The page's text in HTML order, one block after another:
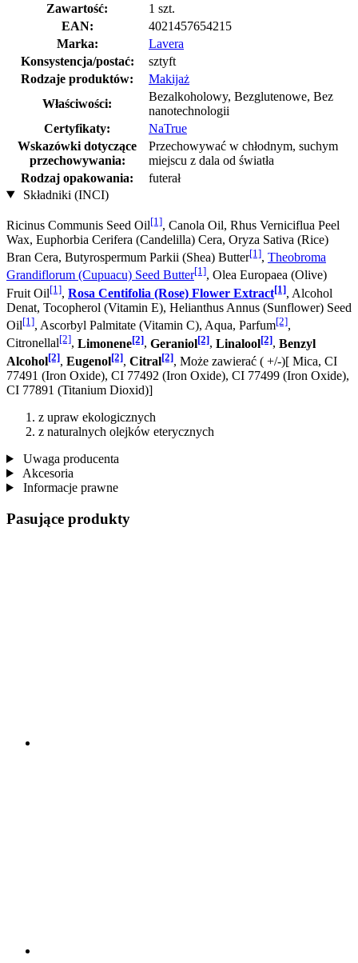
Zawartość:
1 szt.
EAN:
4021457654215
Marka:
Lavera
Konsystencja/postać:
sztyft
Rodzaje produktów:
Makijaż
Właściwości:
Bezalkoholowy, Bezglutenowe, Bez
nanotechnologii
Certyfikaty:
NaTrue
Wskazówki dotyczące
przechowywania:
Przechowywać w chłodnym, suchym
miejscu z dala od światła
Rodzaj opakowania:
futerał
Składniki (INCI)
Ricinus Communis Seed Oil[1], Canola Oil, Rhus Verniciflua Peel
Wax, Euphorbia Cerifera (Candelilla) Cera, Oryza Sativa (Rice)
Bran Cera, Butyrospermum Parkii (Shea) Butter[1], Theobroma
Grandiflorum (Cupuacu) Seed Butter[1], Olea Europaea (Olive)
Fruit Oil[1], Rosa Centifolia (Rose) Flower Extract[1], Alcohol
Denat, Tocopherol (Vitamin E), Helianthus Annus (Sunflower) Seed
Oil[1], Ascorbyl Palmitate (Vitamin C), Aqua, Parfum[2],
Citronellal[2], Limonene[2], Geraniol[2], Linalool[2], Benzyl
Alcohol[2], Eugenol[2], Citral[2], Może zawierać ( +/-)[ Mica, CI
77491 (Iron Oxide), CI 77492 (Iron Oxide), CI 77499 (Iron Oxide),
CI 77891 (Titanium Dioxid)]
z upraw ekologicznych
z naturalnych olejków eterycznych
Uwaga producenta
Akcesoria
Informacje prawne
Pasujące produkty